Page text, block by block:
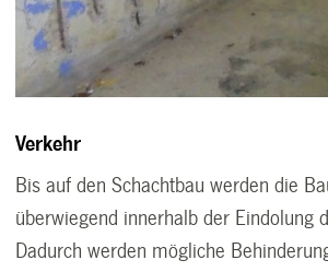
Verkehr
Bis auf den Schachtbau werden die
überwiegend innerhalb der Eindolung
Dadurch werden mögliche